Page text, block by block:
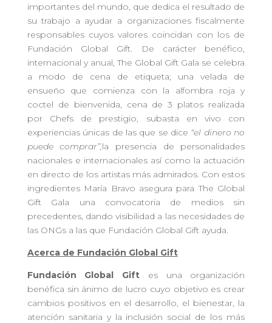
importantes del mundo, que dedica el resultado de
su trabajo a ayudar a organizaciones fiscalmente
responsables cuyos valores coincidan con los de
Fundación Global Gift. De carácter benéfico,
internacional y anual, The Global Gift Gala se celebra
a modo de cena de etiqueta; una velada de
ensueño que comienza con la alfombra roja y
coctel de bienvenida, cena de 3 platos realizada
por Chefs de prestigio, subasta en vivo con
experiencias únicas de las que se dice “el dinero no
puede comprar”,la presencia de personalidades
nacionales e internacionales así como la actuación
en directo de los artistas más admirados. Con estos
ingredientes María Bravo asegura para The Global
Gift Gala una convocatoria de medios sin
precedentes, dando visibilidad a las necesidades de
las ONGs a las que Fundación Global Gift ayuda.
Acerca de Fundación Global Gift
Fundación Global Gift es una organización
benéfica sin ánimo de lucro cuyo objetivo es crear
cambios positivos en el desarrollo, el bienestar, la
atención sanitaria y la inclusión social de los más